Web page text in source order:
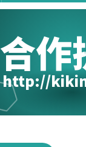
合作
http://